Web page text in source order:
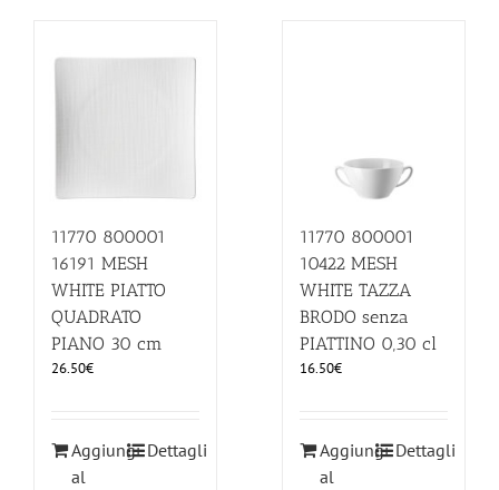
11770 800001
16191 MESH
WHITE PIATTO
QUADRATO
PIANO 30 cm
26.50€
Aggiungi
al
Dettagli
11770 800001
10422 MESH
WHITE TAZZA
BRODO senza
PIATTINO 0,30 cl
16.50€
Aggiungi
al
Dettagli